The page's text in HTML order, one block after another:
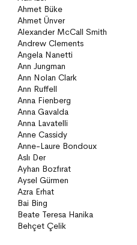
Anlatı
Seçki
Köprü Kitaplar (10+)
Roman
Öyküler
Anlatı
ON8 (15+)
Roman
Diziler
Öyküler
Anlatı
Gizemli Maceralar Koleksiyonu
Diziler
Behiç Ak Yetişkin Kitapları
Öykü
Roman